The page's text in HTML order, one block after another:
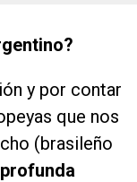
y por contar
que nos
(brasileño